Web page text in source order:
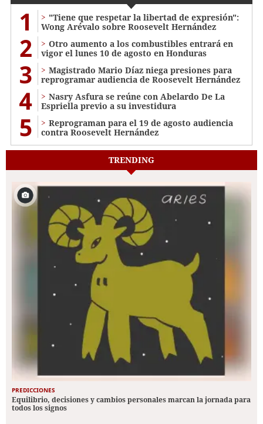
1
"Tiene que respetar la libertad de expresión":
Wong Arévalo sobre Roosevelt Hernández
2
Otro aumento a los combustibles entrará en
vigor el lunes 10 de agosto en Honduras
3
Magistrado Mario Díaz niega presiones para
reprogramar audiencia de Roosevelt Hernández
4
Nasry Asfura se reúne con Abelardo De La
Espriella previo a su investidura
5
Reprograman para el 19 de agosto audiencia
contra Roosevelt Hernández
TRENDING
PREDICCIONES
Equilibrio, decisiones y cambios personales marcan la jornada para
todos los signos